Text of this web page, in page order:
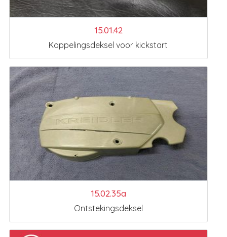
15.01.42
Koppelingsdeksel voor kickstart
15.02.35a
Ontstekingsdeksel